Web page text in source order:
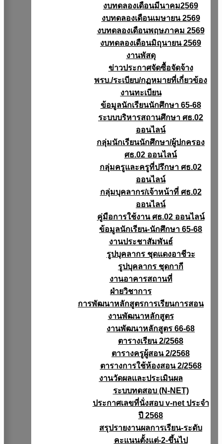
งบทดลองเดือนมีนาคม2569
งบทดลองเดือนเมษายน 2569
งบทดลองเดือนพฤษภาคม 2569
งบทดลองเดือนมิถุนายน 2569
งานพัสดุ
ข่าวประกาศจัดซื้อจัดจ้าง
พรบ./ระเบียบ/กฏหมายที่เกี่ยวข้อง
งานทะเบียน
ข้อมูลนักเรียนนักศึกษา 65-68
ระบบบริหารสถานศึกษา ศธ.02
ออนไลน์
กลุ่มนักเรียนนักศึกษา/ผู้ปกครอง
ศธ.02 ออนไลน์
กลุ่มครูและครูที่ปรึกษา ศธ.02
ออนไลน์
กลุ่มบุคลากร/เจ้าหน้าที่ ศธ.02
ออนไลน์
คู่มือการใช้งาน ศธ.02 ออนไลน์
ข้อมูลนักเรียน-นักศึกษา 65-68
งานประชาสัมพันธ์
รูปบุคลากร ชุดแดงอาชีวะ
รูปบุคลากร ชุดกากี
งานอาคารสถานที่
ฝ่ายวิชาการ
การพัฒนาหลักสูตรการเรียนการสอน
งานพัฒนาหลักสูตร
งานพัฒนาหลักสูตร 66-68
ตารางเรียน 2/2568
ตารางครูผู้สอน 2/2568
ตารางการใช้ห้องสอน 2/2568
งานวัดผลเเละประเมินผล
ระบบทดสอบ (N-NET)
ประกาศเลขที่นั่งสอบ v-net ประจำ
ปี 2568
สรุปรายงานผลการเรียน-ระดับ
คะแนนตั้งแต่-2-ขึ้นไป